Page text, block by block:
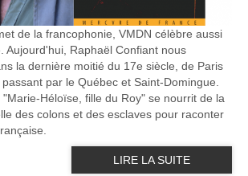
de la francophonie, VMDN célèbre aussi
Aujourd'hui, Raphaël Confiant nous
la dernière moitié du 17e siècle, de Paris
par le Québec et Saint-Domingue.
Héloïse, fille du Roy" se nourrit de la
des colons et des esclaves pour raconter
LIRE LA SUITE